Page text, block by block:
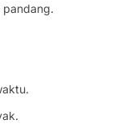
pandang.